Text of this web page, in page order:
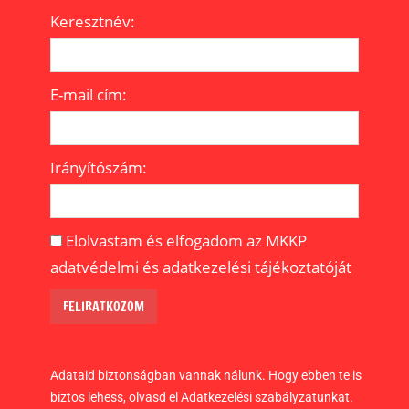
Keresztnév:
E-mail cím:
Irányítószám:
Elolvastam és elfogadom az MKKP
adatvédelmi és adatkezelési tájékoztatóját
Adataid biztonságban vannak nálunk. Hogy ebben te is
biztos lehess, olvasd el Adatkezelési szabályzatunkat.